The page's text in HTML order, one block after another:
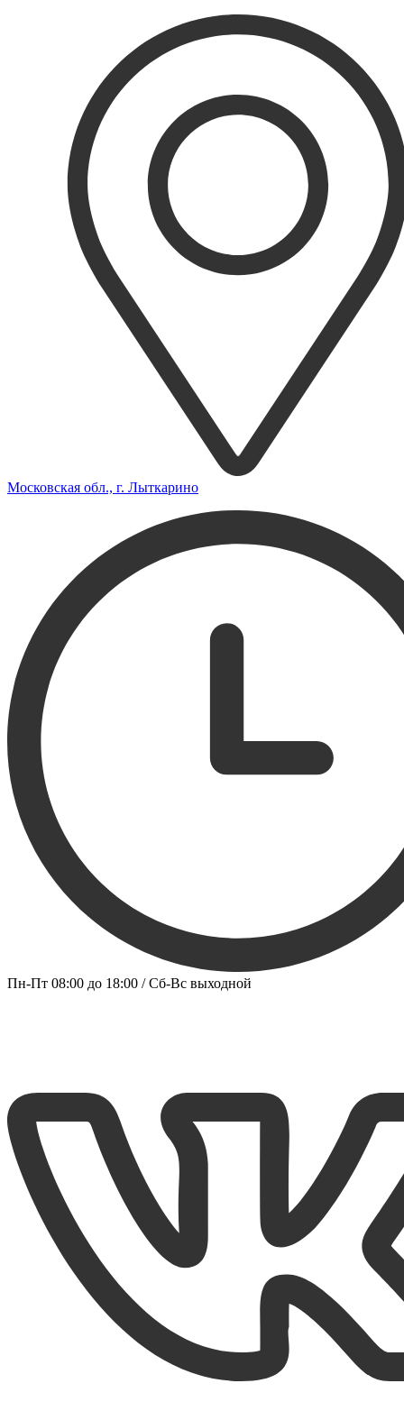
Московская обл., г. Лыткарино
Пн-Пт 08:00 до 18:00 / Сб-Вс выходной